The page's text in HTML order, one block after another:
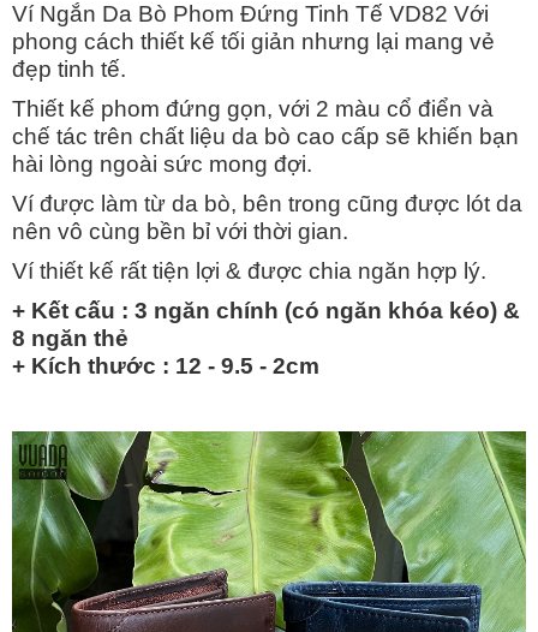
Ví Ngắn Da Bò Phom Đứng Tinh Tế VD82 Với
phong cách thiết kế tối giản nhưng lại mang vẻ
đẹp tinh tế.
Thiết kế phom đứng gọn, với 2 màu cổ điển và
chế tác trên chất liệu da bò cao cấp sẽ khiến bạn
hài lòng ngoài sức mong đợi.
Ví được làm từ da bò, bên trong cũng được lót da
nên vô cùng bền bỉ với thời gian.
Ví thiết kế rất tiện lợi & được chia ngăn hợp lý.
+ Kết cấu : 3 ngăn chính (có ngăn khóa kéo) &
8 ngăn thẻ
+ Kích thước : 12 - 9.5 - 2cm